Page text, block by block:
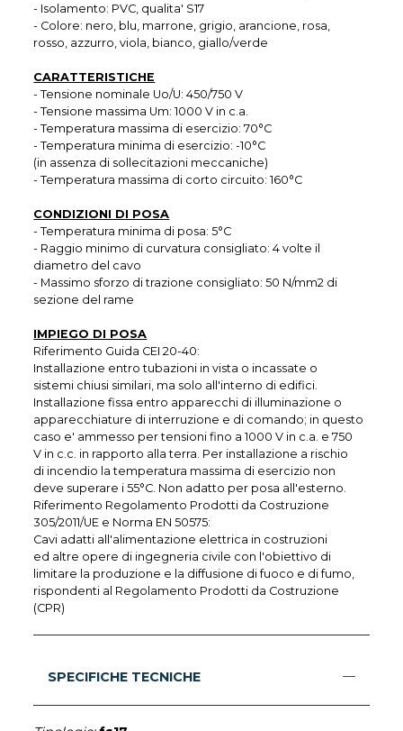
- Isolamento: PVC, qualita' S17
- Colore: nero, blu, marrone, grigio, arancione, rosa,
rosso, azzurro, viola, bianco, giallo/verde
CARATTERISTICHE
- Tensione nominale Uo/U: 450/750 V
- Tensione massima Um: 1000 V in c.a.
- Temperatura massima di esercizio: 70°C
- Temperatura minima di esercizio: -10°C
(in assenza di sollecitazioni meccaniche)
- Temperatura massima di corto circuito: 160°C
CONDIZIONI DI POSA
- Temperatura minima di posa: 5°C
- Raggio minimo di curvatura consigliato: 4 volte il
diametro del cavo
- Massimo sforzo di trazione consigliato: 50 N/mm2 di
sezione del rame
IMPIEGO DI POSA
Riferimento Guida CEI 20-40:
Installazione entro tubazioni in vista o incassate o
sistemi chiusi similari, ma solo all'interno di edifici.
Installazione fissa entro apparecchi di illuminazione o
apparecchiature di interruzione e di comando; in questo
caso e' ammesso per tensioni fino a 1000 V in c.a. e 750
V in c.c. in rapporto alla terra. Per installazione a rischio
di incendio la temperatura massima di esercizio non
deve superare i 55°C. Non adatto per posa all'esterno.
Riferimento Regolamento Prodotti da Costruzione
305/2011/UE e Norma EN 50575:
Cavi adatti all'alimentazione elettrica in costruzioni
ed altre opere di ingegneria civile con l'obiettivo di
limitare la produzione e la diffusione di fuoco e di fumo,
rispondenti al Regolamento Prodotti da Costruzione
(CPR)
SPECIFICHE TECNICHE